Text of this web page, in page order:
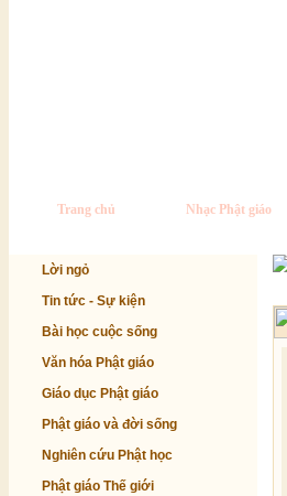
Trang chủ Nhạc Phật giáo
Lời ngỏ
Tin tức - Sự kiện
Bài học cuộc sống
Văn hóa Phật giáo
Giáo dục Phật giáo
Phật giáo và đời sống
Nghiên cứu Phật học
Phật giáo Thế giới